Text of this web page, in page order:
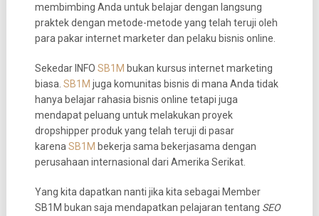
membimbing Anda untuk belajar dengan langsung
praktek dengan metode-metode yang telah teruji oleh
para pakar internet marketer dan pelaku bisnis online.
Sekedar INFO SB1M bukan kursus internet marketing
biasa. SB1M juga komunitas bisnis di mana Anda tidak
hanya belajar rahasia bisnis online tetapi juga
mendapat peluang untuk melakukan proyek
dropshipper produk yang telah teruji di pasar
karena SB1M bekerja sama bekerjasama dengan
perusahaan internasional dari Amerika Serikat.
Yang kita dapatkan nanti jika kita sebagai Member
SB1M bukan saja mendapatkan pelajaran tentang SEO